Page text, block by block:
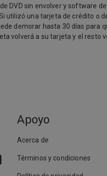
DVD sin envolver y software
utilizó una tarjeta de crédito o
demorar hasta 30 días para
volverá a su tarjeta y el resto
Apoyo
Acerca de
Términos y condiciones